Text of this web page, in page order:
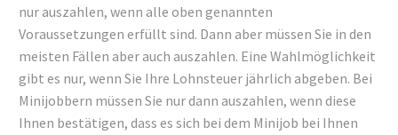
nur auszahlen, wenn alle oben genannten
Voraussetzungen erfüllt sind. Dann aber müssen Sie in den
meisten Fällen aber auch auszahlen. Eine Wahlmöglichkeit
gibt es nur, wenn Sie Ihre Lohnsteuer jährlich abgeben. Bei
Minijobbern müssen Sie nur dann auszahlen, wenn diese
Ihnen bestätigen, dass es sich bei dem Minijob bei Ihnen